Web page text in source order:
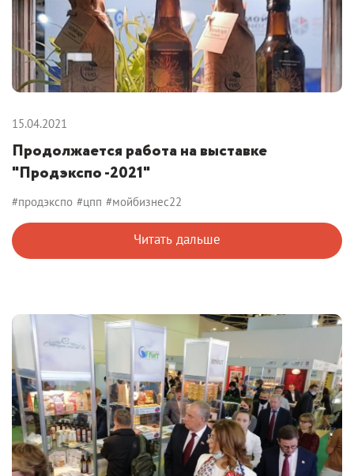
15.04.2021
Продолжается работа на выставке
"Продэкспо -2021"
#продэкспо #цпп #мойбизнес22
Читать дальше